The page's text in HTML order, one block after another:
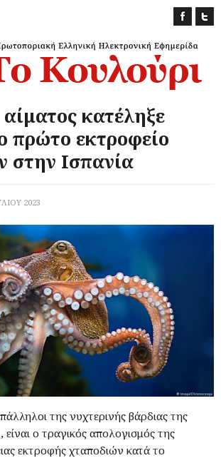
κατέληξε
πρώτο εκτροφείο
στην Ισπανία
2023
της νυχτερινής βάρδιας της
ο τραγικός απολογισμός της
εκτροφής χταποδιών κατά το